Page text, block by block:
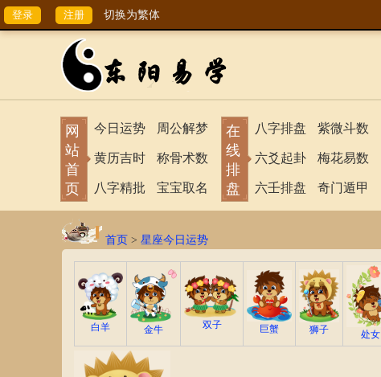
切换为繁体
网
站
首
页
今日运势
黄历吉时
八字精批
周公解梦
称骨术数
宝宝取名
在
线
排
盘
八字排盘
六爻起卦
六壬排盘
紫微斗数
梅花易数
奇门遁甲
首页 > 星座今日运势
白羊 金牛 双子 巨蟹 狮子 处女